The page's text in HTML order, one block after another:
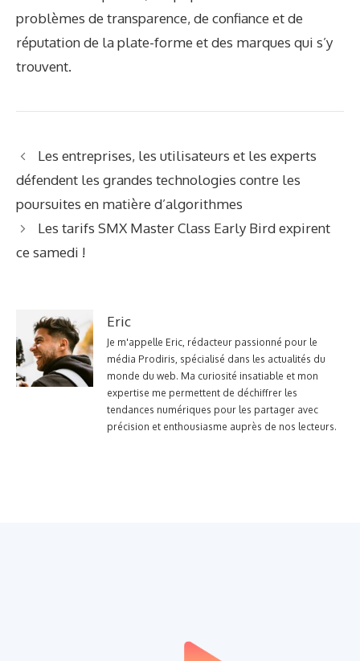
problèmes de transparence, de confiance et de
réputation de la plate-forme et des marques qui s’y
trouvent.
Les entreprises, les utilisateurs et les experts
défendent les grandes technologies contre les
poursuites en matière d’algorithmes
Les tarifs SMX Master Class Early Bird expirent
ce samedi !
Eric
Je m'appelle Eric, rédacteur passionné pour le
média Prodiris, spécialisé dans les actualités du
monde du web. Ma curiosité insatiable et mon
expertise me permettent de déchiffrer les
tendances numériques pour les partager avec
précision et enthousiasme auprès de nos lecteurs.